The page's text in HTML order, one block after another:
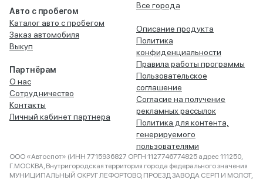
Авто с пробегом
Каталог авто с пробегом
Заказ автомобиля
Выкуп
Партнёрам
О нас
Сотрудничество
Контакты
Личный кабинет партнера
Все города
Описание продукта
Политика
конфиденциальности
Правила работы программы
Пользовательское
соглашение
Согласие на получение
рекламных рассылок
Политика для контента,
генерируемого
пользователями
ООО «Автоспот» (ИНН 7715936827 ОРГН 1127746774825 адрес 111250,
Г.МОСКВА, Внутригородская территория города федерального значения
МУНИЦИПАЛЬНЫЙ ОКРУГ ЛЕФОРТОВО, ПРОЕЗД ЗАВОДА СЕРП И МОЛОТ,